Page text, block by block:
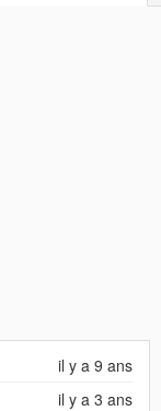
il y a 9 ans
il y a 3 ans